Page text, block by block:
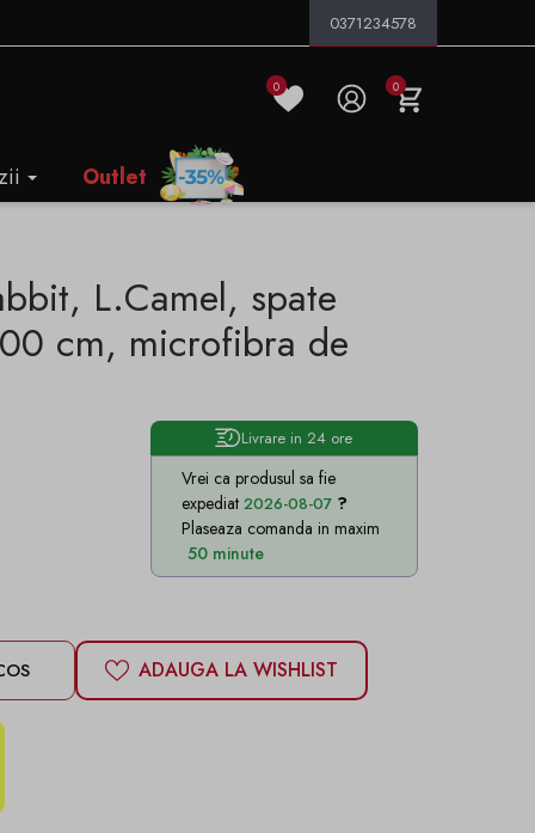
0371234578
0 0
Outlet
L.Camel, spate
cm, microfibra de
Livrare in 24 ore
Vrei ca produsul sa fie
expediat 2026-08-07
Plaseaza comanda in maxim
50 minute
ADAUGA LA WISHLIST